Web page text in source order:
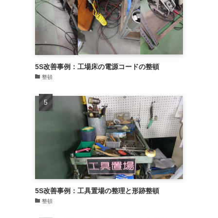
5S改善事例：工場床の電源コードの整頓
整頓
5S改善事例：工具置場の整理と形跡整頓
整頓